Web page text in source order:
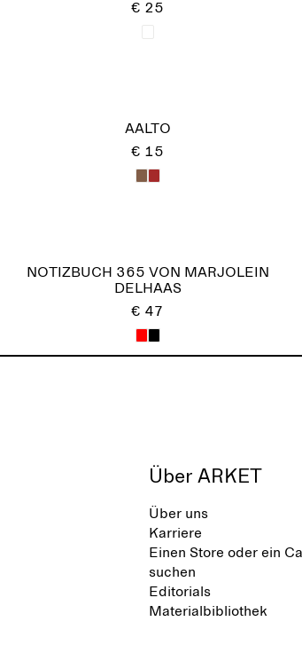
€ 25
AALTO
€ 15
NOTIZBUCH 365 VON MARJOLEIN
DELHAAS
€ 47
Über ARKET
Über uns
Karriere
Einen Store oder ein
suchen
Editorials
Materialbibliothek